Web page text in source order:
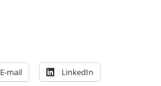
E-mail LinkedIn